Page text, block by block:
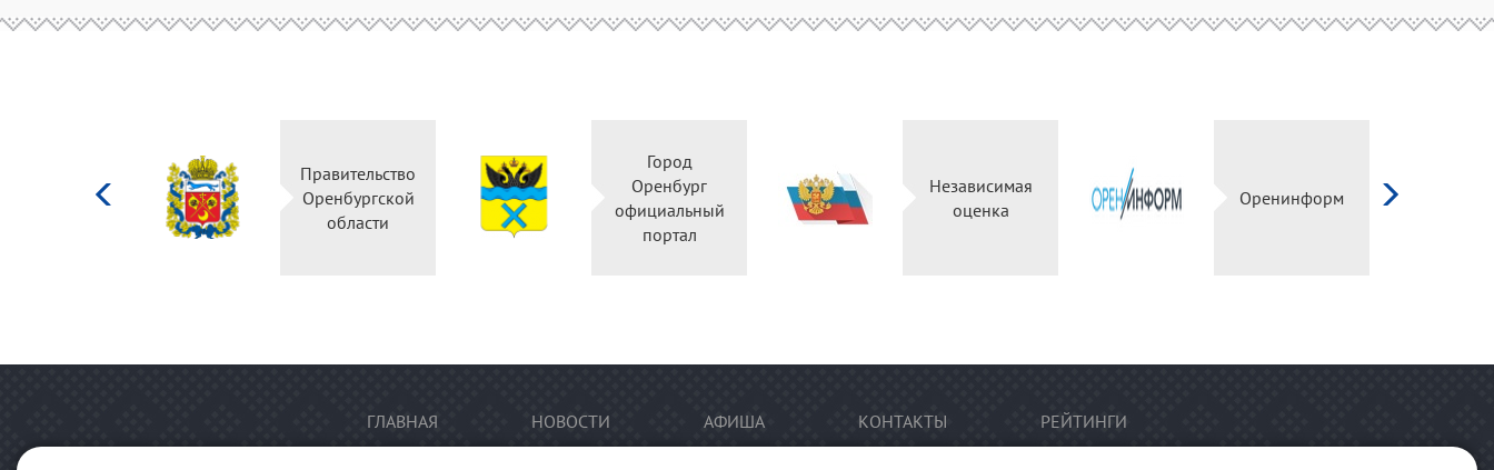
Правительство
Оренбургской
области
Город
Оренбург
официальный
портал
Независимая
оценка
Оренинформ
ГЛАВНАЯ НОВОСТИ АФИША КОНТАКТЫ РЕЙТИНГИ